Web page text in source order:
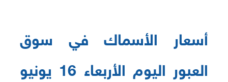
أسعار الأسماك في سوق
العبور اليوم الأربعاء 16 يونيو